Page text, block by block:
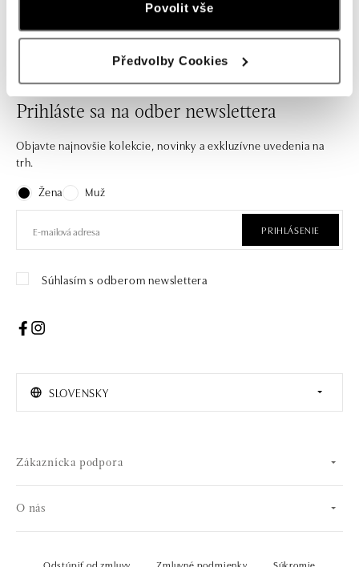
Povolit vše
Předvolby Cookies
prsteňov aj štýlových kúskov na každý deň.
Prihláste sa na odber newslettera
Objavte najnovšie kolekcie, novinky a exkluzívne uvedenia na
trh.
Žena
Muž
PRIHLÁSENIE
Súhlasím s odberom newslettera
SLOVENSKY
Zákaznícka podpora
O nás
Odstúpiť od zmluvy Zmluvné podmienky Súkromie